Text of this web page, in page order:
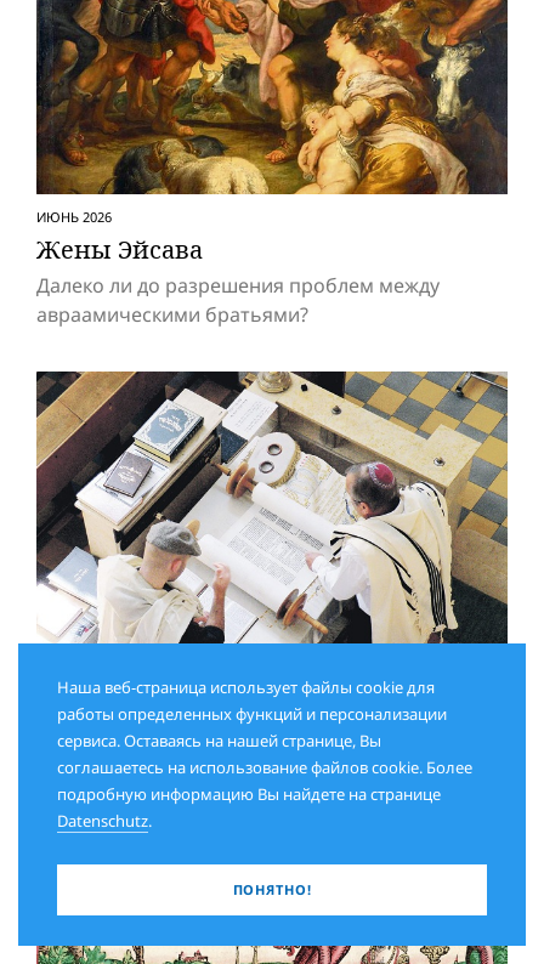
ИЮНЬ 2026
Жены Эйсава
Далеко ли до разрешения проблем между
авраамическими братьями?
ИЮНЬ 2026
Недельные чтения Торы
Наша веб-страница использует файлы cookie для
работы определенных функций и персонализации
сервиса. Оставаясь на нашей странице, Вы
соглашаетесь на использование файлов cookie. Более
подробную информацию Вы найдете на странице
Datenschutz.
ПОНЯТНО!